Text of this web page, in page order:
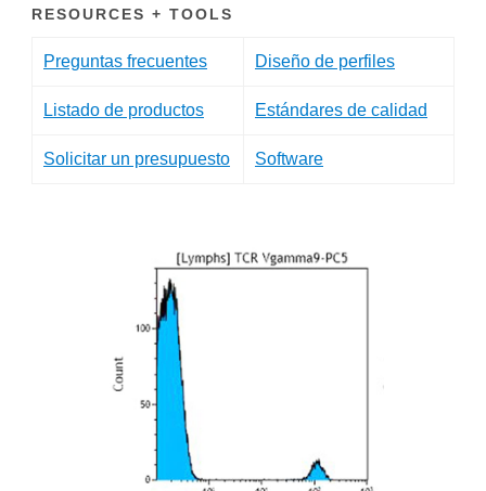
RESOURCES + TOOLS
Preguntas frecuentes Diseño de perfiles
Listado de productos Estándares de calidad
Solicitar un presupuesto Software